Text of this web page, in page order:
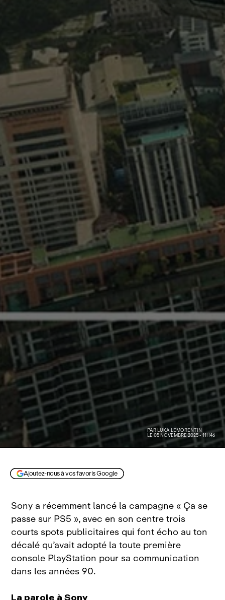
PARLUKA LEMORENTIN
LE 05 NOVEMBRE 2025 - 11H46
Ajoutez-nous à vos favoris Google
Sony a récemment lancé la campagne « Ça se
passe sur PS5 », avec en son centre trois
courts spots publicitaires qui font écho au ton
décalé qu’avait adopté la toute première
console PlayStation pour sa communication
dans les années 90.